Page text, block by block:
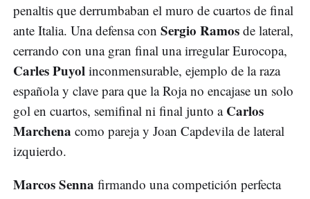
penaltis que derrumbaban el muro de cuartos de final
ante Italia. Una defensa con Sergio Ramos de lateral,
cerrando con una gran final una irregular Eurocopa,
Carles Puyol inconmensurable, ejemplo de la raza
española y clave para que la Roja no encajase un solo
gol en cuartos, semifinal ni final junto aCarlos
Marchena como pareja y Joan Capdevila de lateral
izquierdo.
Marcos Senna firmando una competición perfecta